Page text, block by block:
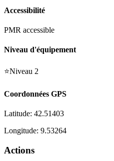
Accessibilité
PMR accessible
Niveau d'équipement
⭐Niveau 2
Coordonnées GPS
Latitude: 42.51403
Longitude: 9.53264
Actions